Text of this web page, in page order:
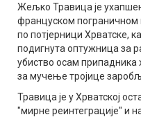
Жељко Травица је
француском пограничном
по потјерници Хрватске,
подигнута оптужница за
убиство осам припадника
за мучење тројице
Травица је у Хрватској
"мирне реинтеграције" и